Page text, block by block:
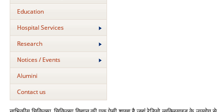
Education
Hospital Services
Research
Notices / Events
Alumini
Contact us